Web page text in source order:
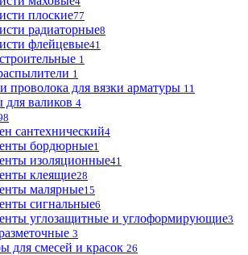
плоские77
радиаторные8
флейцевые41
1
1
проволока для вязки арматуры 11
валиков 4
сантехнический4
бордюрные1
изоляционные41
клеящие28
малярные15
сигнальные6
углозащитные и углоформирующие3
3
для смесей и красок 26